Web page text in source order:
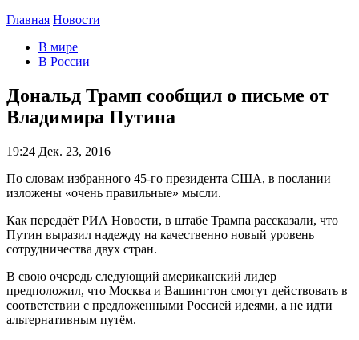
Главная Новости
В мире
В России
Дональд Трамп сообщил о письме от
Владимира Путина
19:24 Дек. 23, 2016
По словам избранного 45-го президента США, в послании
изложены «очень правильные» мысли.
Как передаёт РИА Новости, в штабе Трампа рассказали, что
Путин выразил надежду на качественно новый уровень
сотрудничества двух стран.
В свою очередь следующий американский лидер
предположил, что Москва и Вашингтон смогут действовать в
соответствии с предложенными Россией идеями, а не идти
альтернативным путём.